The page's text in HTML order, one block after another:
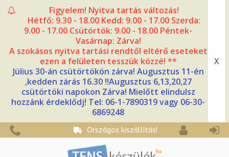
Figyelem! Nyitva tartás változás!
Hétfő: 9.30 - 18.00 Kedd: 9.00 - 17.00 Szerda:
9.00 - 17.00 Csütörtök: 9.00 - 18.00 Péntek-
Vasárnap: Zárva!
A szokásos nyitva tartási rendtől eltérő eseteket
ezen a felületen tesszük közzé! **
Július 30-án csütörtökön zárva! Augusztus 11-én
,kedden zárás 16.30 !!Augusztus 6,13,20,27
csütörtöki napokon Zárva! Mielőtt elindulsz
hozzánk érdeklődj! Tel: 06-1-7890319 vagy 06-30-
6869248
X
Országos kiszállítás!